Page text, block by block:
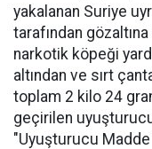
yakalanan Suriye
tarafından gözaltına
narkotik köpeği
altından ve sırt
toplam 2 kilo 24
geçirilen
"Uyuşturucu